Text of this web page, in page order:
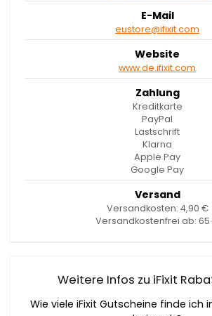
E-Mail
eustore@ifixit.com
Website
www.de.ifixit.com
Zahlung
Kreditkarte
PayPal
Lastschrift
Klarna
Apple Pay
Google Pay
Versand
Versandkosten: 4,90 €
Versandkostenfrei ab:
Weitere Infos zu iFixit
Wie viele iFixit Gutscheine finde ich